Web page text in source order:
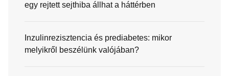
egy rejtett sejthiba állhat a háttérben
Inzulinrezisztencia és prediabetes: mikor
melyikről beszélünk valójában?